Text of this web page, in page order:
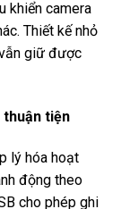
khiển camera
Thiết kế nhỏ
giữ được
thuận tiện
lý hóa hoạt
động theo
cho phép ghi